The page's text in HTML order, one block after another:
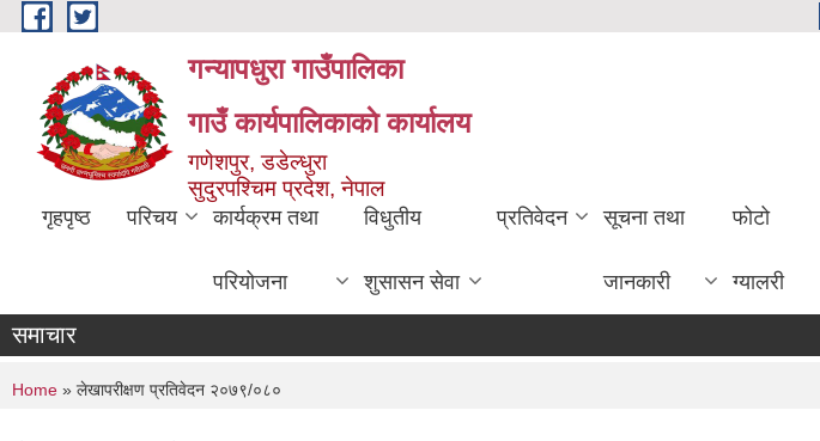
Skip to main content
गन्यापधुरा गाउँपालिका
गाउँ कार्यपालिकाकाे कार्यालय
गणेशपुर, डडेल्धुरा
सुदुरपश्चिम प्रदेश, नेपाल
गृहपृष्ठ परिचय कार्यक्रम तथा
परियोजना
विधुतीय
शुसासन सेवा
प्रतिवेदन सूचना तथा
जानकारी
फोटो
ग्यालरी
समाचार
You are here
Home » लेखापरीक्षण प्रतिवेदन २०७९/०८०